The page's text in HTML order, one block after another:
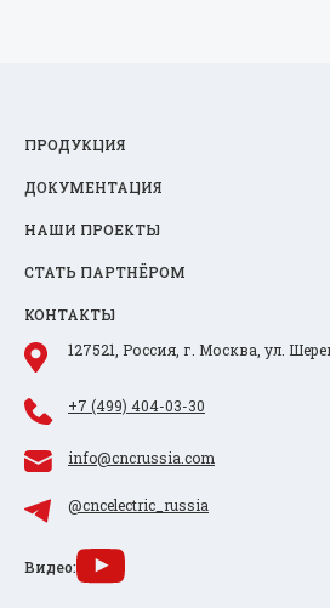
ПРОДУКЦИЯ
ДОКУМЕНТАЦИЯ
НАШИ ПРОЕКТЫ
СТАТЬ ПАРТНЁРОМ
КОНТАКТЫ
127521, Россия, г. Москва, ул.
+7 (499) 404-03-30
info@cncrussia.com
@cncelectric_russia
Видео: